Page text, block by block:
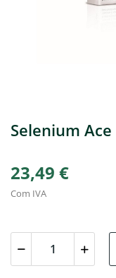
Selenium
23,49 €
Com IVA